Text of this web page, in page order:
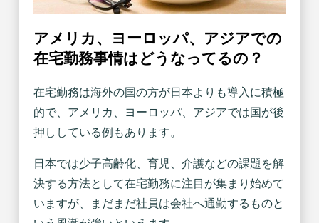
アメリカ、ヨーロッパ、アジアでの
在宅勤務事情はどうなってるの？
在宅勤務は海外の国の方が日本よりも導入に積極
的で、アメリカ、ヨーロッパ、アジアでは国が後
押ししている例もあります。
日本では少子高齢化、育児、介護などの課題を解
決する方法として在宅勤務に注目が集まり始めて
いますが、まだまだ社員は会社へ通勤するものと